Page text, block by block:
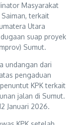
Masyarakat
Saiman, terkait
Utara
suap proyek
Sumut.
undangan dari
pengaduan
KPK terkait
jalan di Sumut.
Januari 2026.